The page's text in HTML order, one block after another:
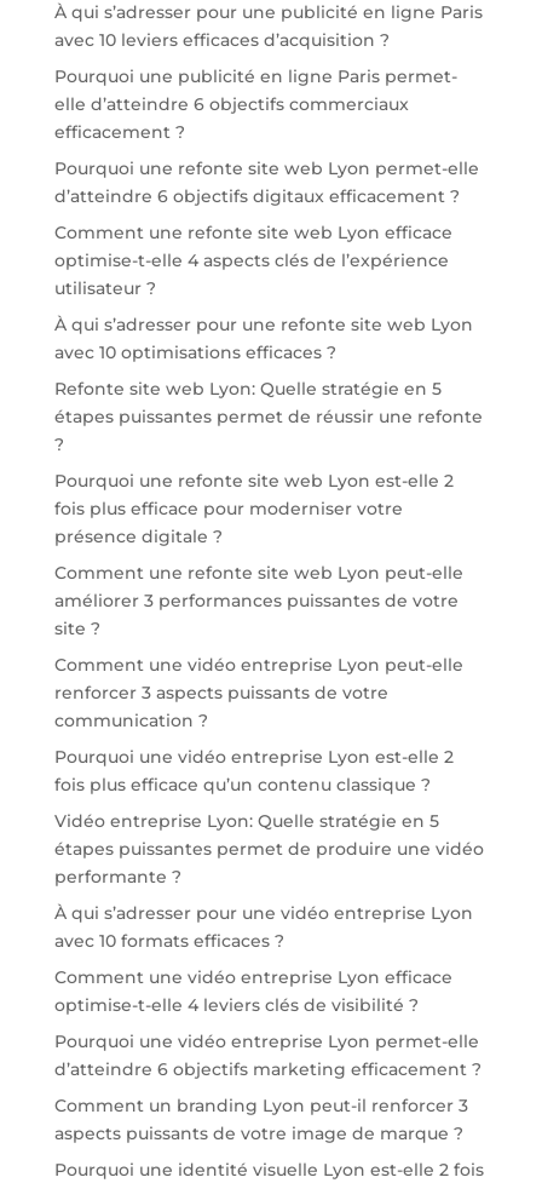
À qui s’adresser pour une publicité en ligne Paris
avec 10 leviers efficaces d’acquisition ?
Pourquoi une publicité en ligne Paris permet-
elle d’atteindre 6 objectifs commerciaux
efficacement ?
Pourquoi une refonte site web Lyon permet-elle
d’atteindre 6 objectifs digitaux efficacement ?
Comment une refonte site web Lyon efficace
optimise-t-elle 4 aspects clés de l’expérience
utilisateur ?
À qui s’adresser pour une refonte site web Lyon
avec 10 optimisations efficaces ?
Refonte site web Lyon: Quelle stratégie en 5
étapes puissantes permet de réussir une refonte
?
Pourquoi une refonte site web Lyon est-elle 2
fois plus efficace pour moderniser votre
présence digitale ?
Comment une refonte site web Lyon peut-elle
améliorer 3 performances puissantes de votre
site ?
Comment une vidéo entreprise Lyon peut-elle
renforcer 3 aspects puissants de votre
communication ?
Pourquoi une vidéo entreprise Lyon est-elle 2
fois plus efficace qu’un contenu classique ?
Vidéo entreprise Lyon: Quelle stratégie en 5
étapes puissantes permet de produire une vidéo
performante ?
À qui s’adresser pour une vidéo entreprise Lyon
avec 10 formats efficaces ?
Comment une vidéo entreprise Lyon efficace
optimise-t-elle 4 leviers clés de visibilité ?
Pourquoi une vidéo entreprise Lyon permet-elle
d’atteindre 6 objectifs marketing efficacement ?
Comment un branding Lyon peut-il renforcer 3
aspects puissants de votre image de marque ?
Pourquoi une identité visuelle Lyon est-elle 2 fois